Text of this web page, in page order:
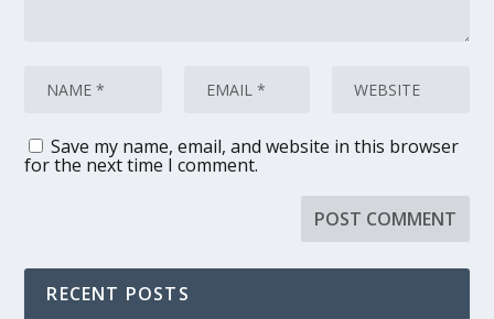
Save my name, email, and website in this browser
for the next time I comment.
RECENT POSTS